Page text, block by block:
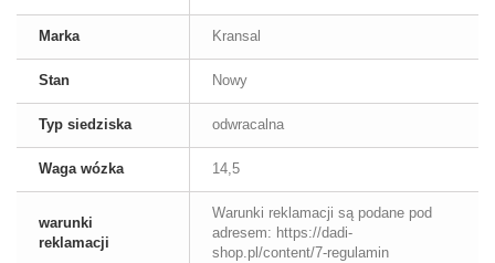
Marka Kransal
Stan Nowy
Typ siedziska odwracalna
Waga wózka 14,5
warunki
reklamacji
Warunki reklamacji są podane pod
adresem: https://dadi-
shop.pl/content/7-regulamin